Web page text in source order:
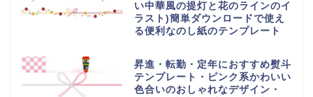
い中華風の提灯と花のラインのイ
ラスト)簡単ダウンロードで使え
る便利なのし紙のテンプレート
昇進・転勤・定年におすすめ熨斗
テンプレート・ピンク系かわいい
色合いのおしゃれなデザイン・